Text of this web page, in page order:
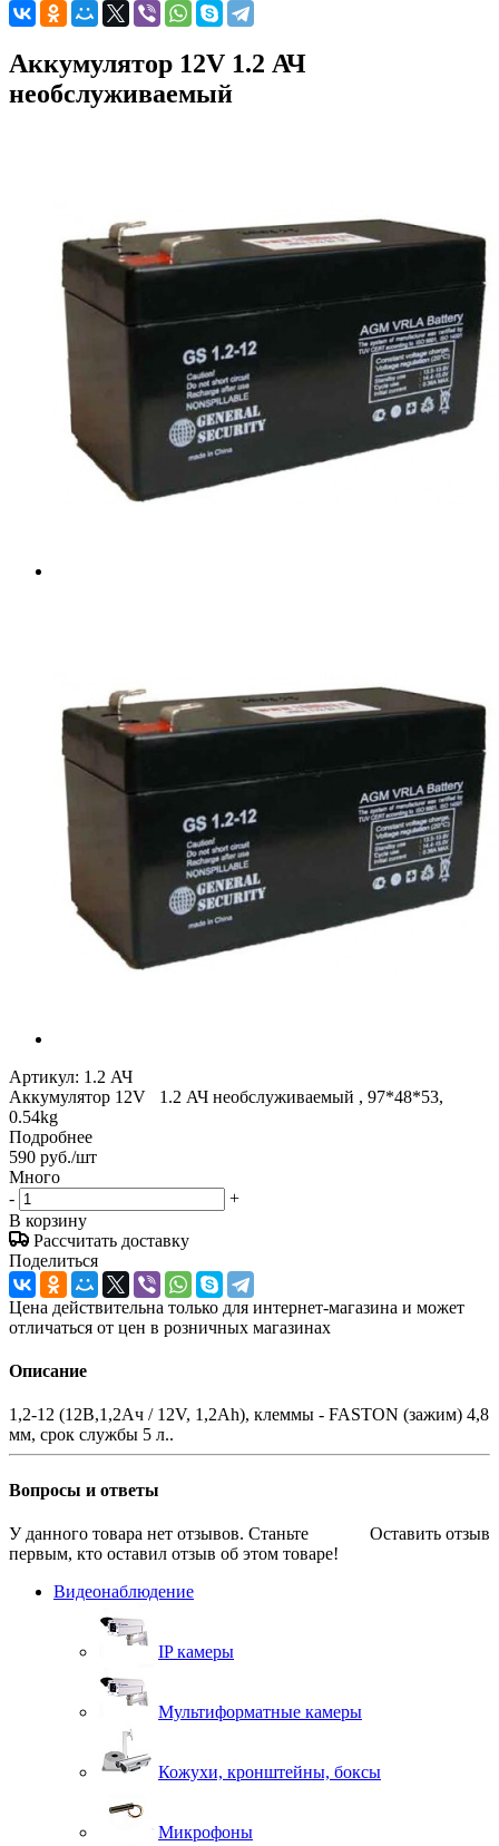
Аккумулятор 12V 1.2 АЧ
необслуживаемый
Артикул: 1.2 АЧ
Аккумулятор 12V 1.2 АЧ необслуживаемый , 97*48*53,
0.54kg
Подробнее
590 руб./шт
Много
-
+
В корзину
Рассчитать доставку
Поделиться
Цена действительна только для интернет-магазина и может
отличаться от цен в розничных магазинах
Описание
1,2-12 (12В,1,2Ач / 12V, 1,2Ah), клеммы - FASTON (зажим) 4,8
мм, срок службы 5 л..
Вопросы и ответы
Оставить отзыв
У данного товара нет отзывов. Станьте
первым, кто оставил отзыв об этом товаре!
Видеонаблюдение
IP камеры
Мультиформатные камеры
Кожухи, кронштейны, боксы
Микрофоны